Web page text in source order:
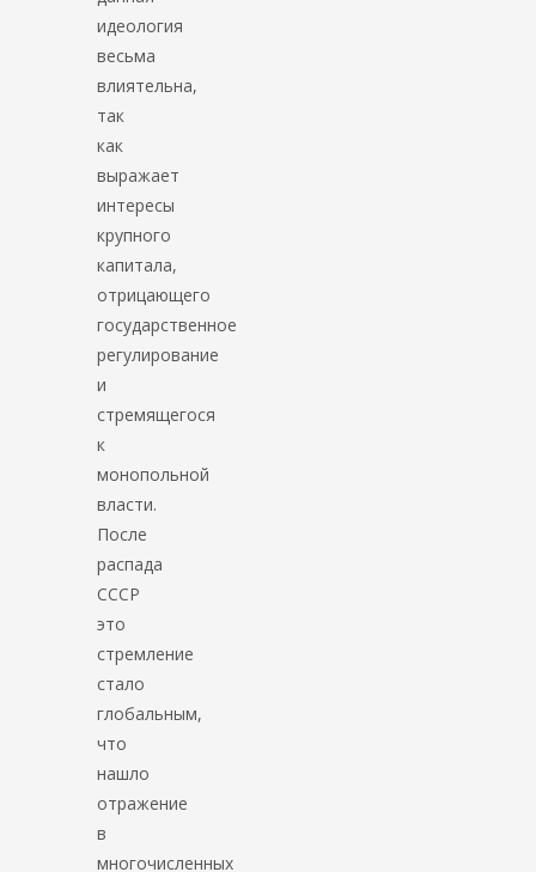
идеология
весьма
влиятельна,
так
как
выражает
интересы
крупного
капитала,
отрицающего
государственное
регулирование
и
стремящегося
к
монопольной
власти.
После
распада
СССР
это
стремление
стало
глобальным,
что
нашло
отражение
в
многочисленных